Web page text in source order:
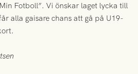
Fotboll”. Vi önskar laget lycka till
alla gaisare chans att gå på U19-